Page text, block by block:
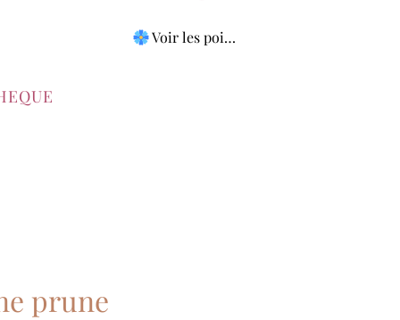
Voir les points
prune